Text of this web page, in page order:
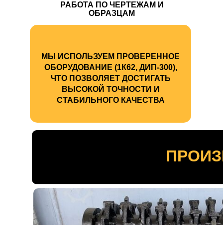
РАБОТА ПО ЧЕРТЕЖАМ И
ОБРАЗЦАМ
МЫ ИСПОЛЬЗУЕМ ПРОВЕРЕННОЕ
ОБОРУДОВАНИЕ (1К62, ДИП-300),
ЧТО ПОЗВОЛЯЕТ ДОСТИГАТЬ
ВЫСОКОЙ ТОЧНОСТИ И
СТАБИЛЬНОГО КАЧЕСТВА